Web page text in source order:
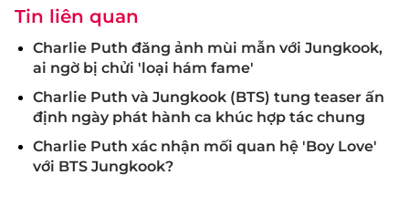
Tin liên quan
Charlie Puth đăng ảnh mùi mẫn với Jungkook,
ai ngờ bị chửi 'loại hám fame'
Charlie Puth và Jungkook (BTS) tung teaser ấn
định ngày phát hành ca khúc hợp tác chung
Charlie Puth xác nhận mối quan hệ 'Boy Love'
với BTS Jungkook?